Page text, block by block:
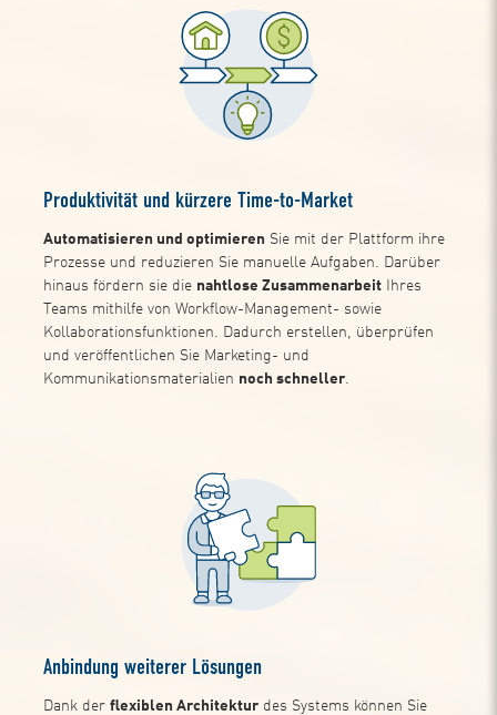
Produktivität und kürzere Time-to-Market
Automatisieren und optimieren Sie mit der Plattform ihre
Prozesse und reduzieren Sie manuelle Aufgaben. Darüber
hinaus fördern sie die nahtlose Zusammenarbeit Ihres
Teams mithilfe von Workflow-Management- sowie
Kollaborationsfunktionen. Dadurch erstellen, überprüfen
und veröffentlichen Sie Marketing- und
Kommunikationsmaterialien noch schneller
Anbindung weiterer Lösungen
Dank derflexiblen Architektur des Systems können Sie